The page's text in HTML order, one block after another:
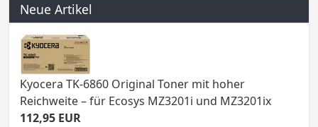
Neue Artikel
Kyocera TK-6860 Original Toner mit hoher
Reichweite – für Ecosys MZ3201i und MZ3201ix
112,95 EUR